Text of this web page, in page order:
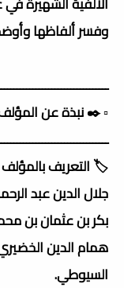
وفسر ألفاظها
▫️ ✒️ نبذة عن
🏷️ التعريف
جلال الدين عبد
بكر بن عثمان بن
همام الدين
السيوطي.